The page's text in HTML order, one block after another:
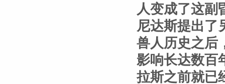
人变成了这副
尼达斯提出了
兽人历史之后
影响长达数百
拉斯之前就已